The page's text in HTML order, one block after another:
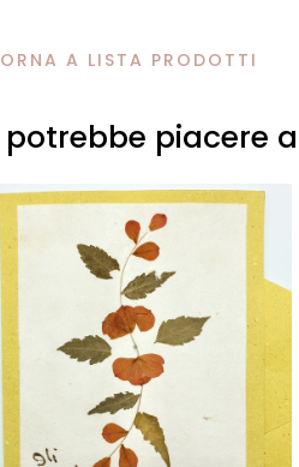
A LISTA PRODOTTI
potrebbe piacere